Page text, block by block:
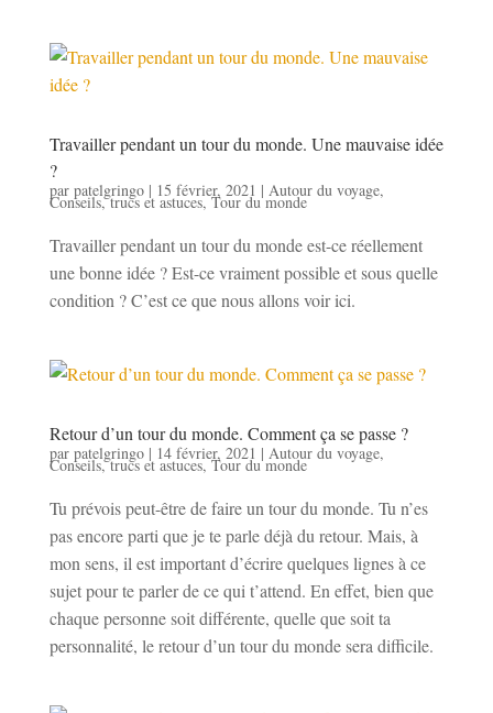
Travailler pendant un tour du monde. Une mauvaise idée
?
par patelgringo| 15 février, 2021 | Autour du voyage,
Conseils, trucs et astuces,Tour du monde
Travailler pendant un tour du monde est-ce réellement
une bonne idée ? Est-ce vraiment possible et sous quelle
condition ? C’est ce que nous allons voir ici.
Retour d’un tour du monde. Comment ça se passe ?
par patelgringo| 14 février, 2021 | Autour du voyage,
Conseils, trucs et astuces,Tour du monde
Tu prévois peut-être de faire un tour du monde. Tu n’es
pas encore parti que je te parle déjà du retour. Mais, à
mon sens, il est important d’écrire quelques lignes à ce
sujet pour te parler de ce qui t’attend. En effet, bien que
chaque personne soit différente, quelle que soit ta
personnalité, le retour d’un tour du monde sera difficile.